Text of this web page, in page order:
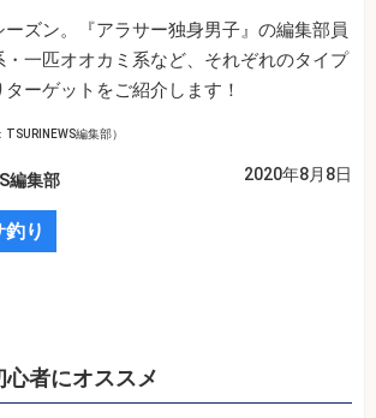
ズン。『アラサー独身男子』の編集部員
・一匹オオカミ系など、それぞれのタイプ
ーゲットをご紹介します！
編集部）
編集部 2020年8月8日
釣り
者にオススメ